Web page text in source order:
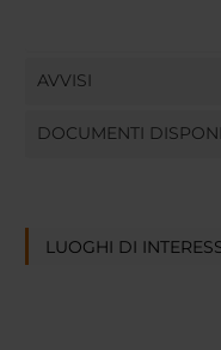
AVVISI
DOCUMENTI
LUOGHI DI